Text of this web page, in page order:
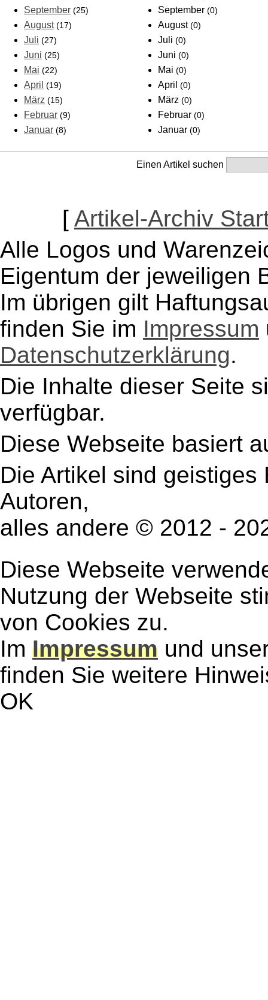
September (25)
August (17)
Juli (27)
Juni (25)
Mai (22)
April (19)
März (15)
Februar (9)
Januar (8)
September(0)
August(0)
Juli(0)
Juni(0)
Mai(0)
April(0)
März(0)
Februar(0)
Januar(0)
Einen Artikel suchen
[ Artikel-Archiv
Alle Logos und
Eigentum der jeweiligen
Im übrigen gilt
finden Sie im Impressum
Datenschutzerklärung.
Die Inhalte dieser Seite
verfügbar.
Diese Webseite basiert
Die Artikel sind
Autoren,
alles andere © 2012 -
Diese Webseite
Nutzung der Webseite
von Cookies zu.
Im Impressum und
finden Sie weitere
OK